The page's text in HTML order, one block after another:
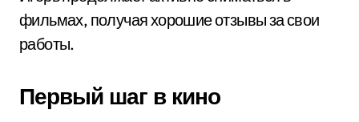
фильмах, получая хорошие отзывы за свои
работы.
Первый шаг в кино